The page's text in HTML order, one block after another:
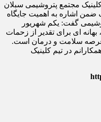
مجتمع پتروشیمی سبلان
ضمن اشاره به اهمیت جایگاه
گفت: یکم شهریور
ای برای تقدیر از زحمات
عرصه سلامت و درمان است.
در‌ تیم کلینیک